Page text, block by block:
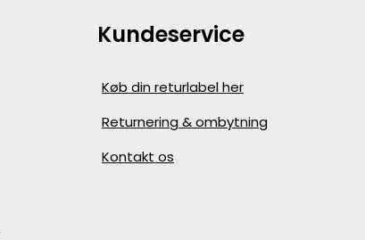
Kundeservice
Køb din returlabel her
Returnering & ombytning
Kontakt os